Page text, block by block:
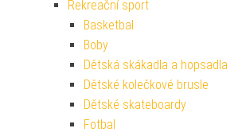
Rekreační sport
Basketbal
Boby
Dětská skákadla a hopsadla
Dětské kolečkové brusle
Dětské skateboardy
Fotbal